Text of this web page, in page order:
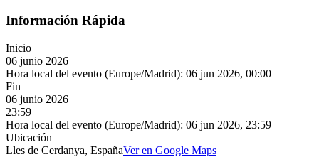
Información Rápida
Inicio
06 junio 2026
Hora local del evento (Europe/Madrid): 06 jun 2026, 00:00
Fin
06 junio 2026
23:59
Hora local del evento (Europe/Madrid): 06 jun 2026, 23:59
Ubicación
Lles de Cerdanya, EspañaVer en Google Maps